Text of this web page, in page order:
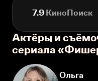
7.9 КиноПоиск
Актёры и
сериала
Ольга